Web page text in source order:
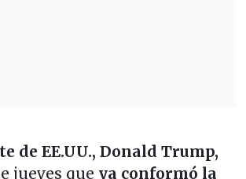
de EE.UU., Donald Trump,
jueves que ya conformó la